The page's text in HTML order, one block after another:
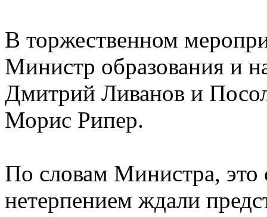
В торжественном
Министр образования и
Дмитрий Ливанов и
Морис Рипер.
По словам Министра, это
нетерпением ждали